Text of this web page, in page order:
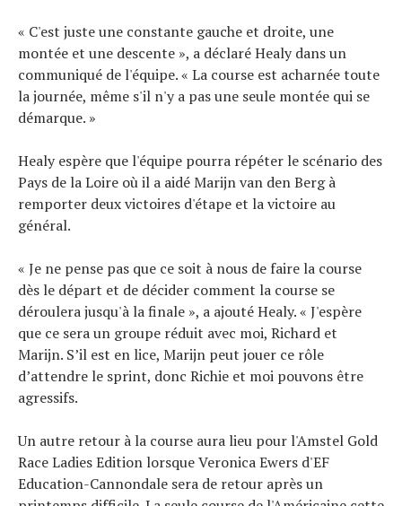
« C'est juste une constante gauche et droite, une
montée et une descente », a déclaré Healy dans un
communiqué de l'équipe. « La course est acharnée toute
la journée, même s'il n'y a pas une seule montée qui se
démarque. »
Healy espère que l'équipe pourra répéter le scénario des
Pays de la Loire où il a aidé Marijn van den Berg à
remporter deux victoires d'étape et la victoire au
général.
« Je ne pense pas que ce soit à nous de faire la course
dès le départ et de décider comment la course se
déroulera jusqu'à la finale », a ajouté Healy. « J'espère
que ce sera un groupe réduit avec moi, Richard et
Marijn. S’il est en lice, Marijn peut jouer ce rôle
d’attendre le sprint, donc Richie et moi pouvons être
agressifs.
Un autre retour à la course aura lieu pour l'Amstel Gold
Race Ladies Edition lorsque Veronica Ewers d'EF
Education-Cannondale sera de retour après un